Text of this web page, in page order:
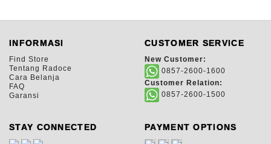
INFORMASI
Find Store
Tentang Radoce
Cara Belanja
FAQ
Garansi
CUSTOMER SERVICE
New Customer:
0857-2600-1600
Customer Relation:
0857-2600-1500
STAY CONNECTED PAYMENT OPTIONS